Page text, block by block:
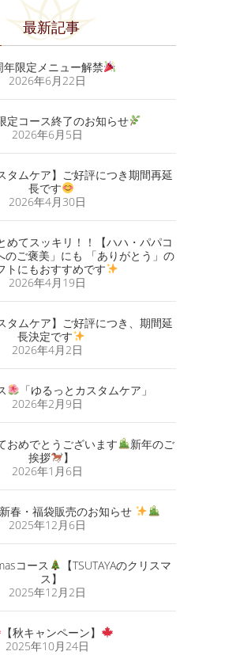
最新記事
年限定メニュー解禁
2026年6月22日
定コース終了のお知らせ
2026年6月5日
タムケア】ご好評につき期間再延
長です
2026年4月30日
めてスッキリ！！【ハハ・パパコ
のご褒美」にも 「ありがとう」の
トにもおすすめです
2026年4月19日
タムケア】ご好評につき、期間延
長決定です
2026年4月2日
「ゆるっとカスタムケア」
2026年2月9日
おめでとうございます
新年のご
挨拶
】
2026年1月6日
春・福袋販売のお知らせ
2025年12月6日
コース
【TSUTAYAのクリスマ
ス】
2025年12月2日
【秋キャンペーン】
2025年10月24日